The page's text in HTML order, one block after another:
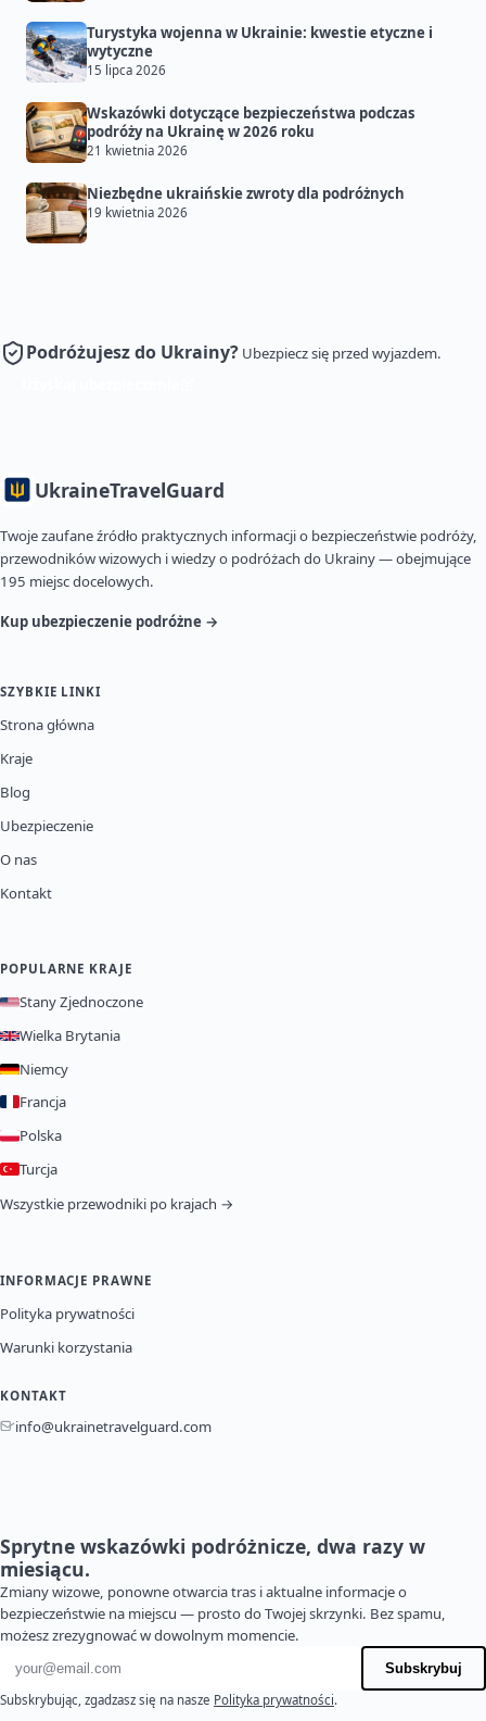
Turystyka wojenna w Ukrainie: kwestie etyczne i
wytyczne
15 lipca 2026
Wskazówki dotyczące bezpieczeństwa podczas
podróży na Ukrainę w 2026 roku
21 kwietnia 2026
Niezbędne ukraińskie zwroty dla podróżnych
19 kwietnia 2026
Podróżujesz do Ukrainy? Ubezpiecz się przed wyjazdem.
UkraineTravelGuard
Twoje zaufane źródło praktycznych informacji o bezpieczeństwie podróży,
przewodników wizowych i wiedzy o podróżach do Ukrainy — obejmujące
195 miejsc docelowych.
Kup ubezpieczenie podróżne →
SZYBKIE LINKI
Strona główna
Kraje
Blog
Ubezpieczenie
O nas
Kontakt
POPULARNE KRAJE
Stany Zjednoczone
Wielka Brytania
Niemcy
Francja
Polska
Turcja
Wszystkie przewodniki po krajach →
INFORMACJE PRAWNE
Polityka prywatności
Warunki korzystania
KONTAKT
info@ukrainetravelguard.com
Sprytne wskazówki podróżnicze, dwa razy w
miesiącu.
Zmiany wizowe, ponowne otwarcia tras i aktualne informacje o
bezpieczeństwie na miejscu — prosto do Twojej skrzynki. Bez spamu,
możesz zrezygnować w dowolnym momencie.
Adres e-mail
Subskrybuj
Subskrybując, zgadzasz się na nasze Polityka prywatności.